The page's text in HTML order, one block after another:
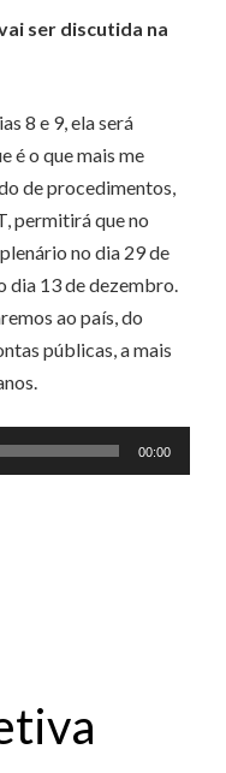
ser discutida na
8 e 9, ela será
é o que mais me
de procedimentos,
permitirá que no
no dia 29 de
dia 13 de dezembro.
ao país, do
públicas, a mais
00:00